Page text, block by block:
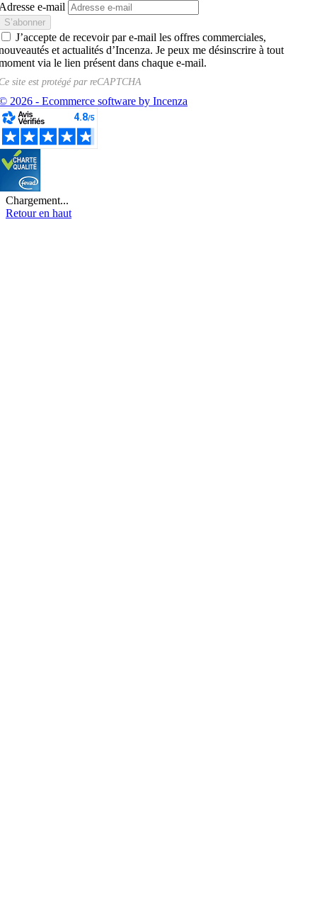
e-mail
J’accepte de recevoir par e-mail les offres commerciales,
et actualités d’Incenza. Je peux me désinscrire à tout
via le lien présent dans chaque e-mail.
site est protégé parreCAPTCHA
2026 - Ecommerce software by Incenza
Chargement...
Retour en haut